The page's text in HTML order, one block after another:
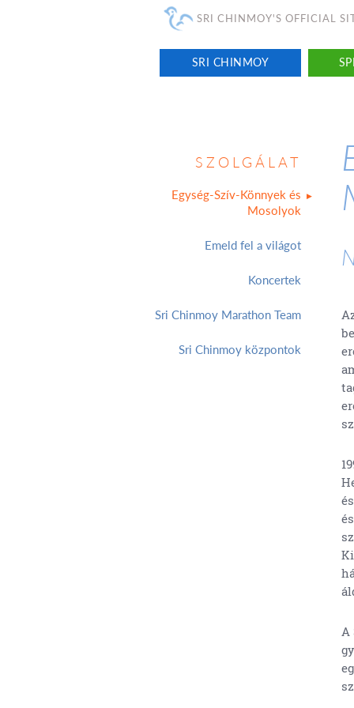
SRI CHINMOY'S OFFICIAL
SRI CHINMOY
SZOLGÁLAT
Egység-Szív-Könnyek és
Mosolyok
Emeld fel a világot
Koncertek
Sri Chinmoy Marathon Team
Sri Chinmoy központok
A